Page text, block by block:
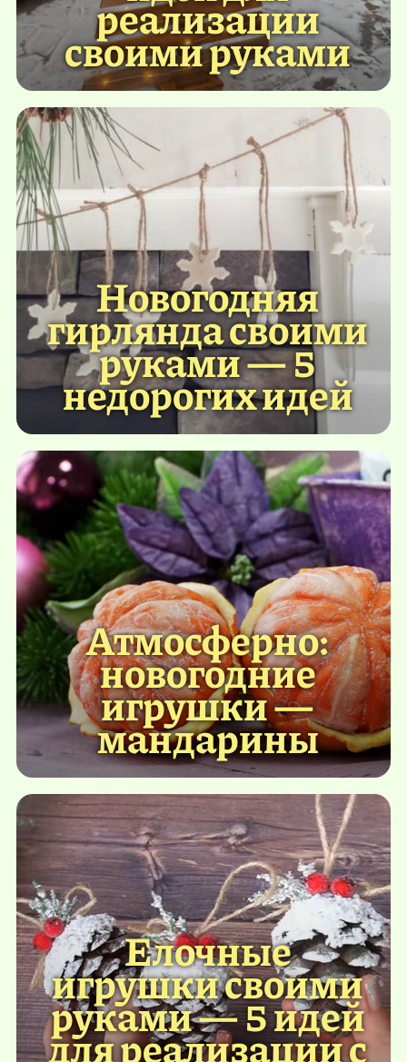
реализации
своими руками
Новогодняя
гирлянда своими
руками — 5
недорогих идей
Атмосферно:
новогодние
игрушки —
мандарины
Елочные
игрушки своими
руками — 5 идей
для реализации с